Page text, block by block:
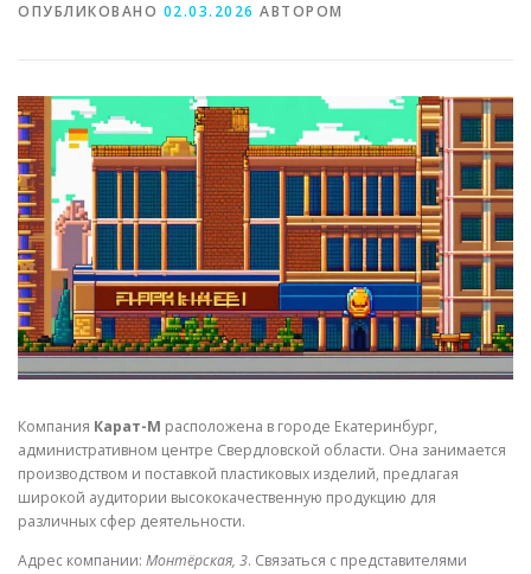
СВОЙСТВА МЕТАЛЛОВ СОРТА МЕТАЛЛОВ
СТАТЬИ
ОПУБЛИКОВАНО 02.03.2026 АВТОРОМ
Компания Карат-М расположена в городе Екатеринбург,
административном центре Свердловской области. Она занимается
производством и поставкой пластиковых изделий, предлагая
широкой аудитории высококачественную продукцию для
различных сфер деятельности.
Адрес компании: Монтёрская, 3. Связаться с представителями